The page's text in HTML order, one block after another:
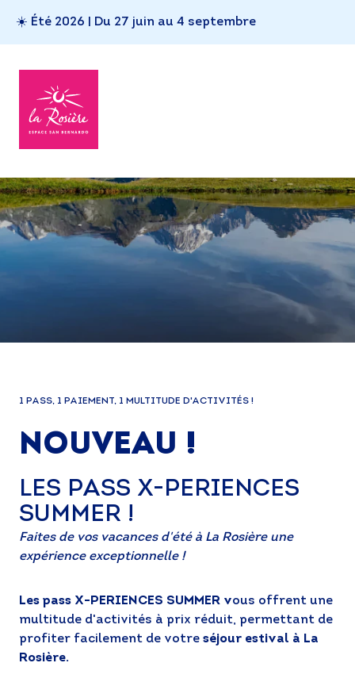
☀️ Été 2026 | Du 27 juin au 4 septembre
1 PASS, 1 PAIEMENT, 1 MULTITUDE D'ACTIVITÉS !
NOUVEAU !
LES PASS X-PERIENCES
SUMMER !
Faites de vos vacances d'été à La Rosière une
expérience exceptionnelle !
Les pass X-PERIENCES SUMMER vous offrent une
multitude d'activités à prix réduit, permettant de
profiter facilement de votre séjour estival à La
Rosière.